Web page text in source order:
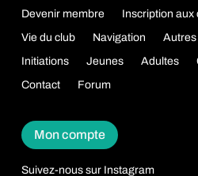
Devenir membre
Inscription aux
Vie du club
Navigation Autres
Initiations
Jeunes Adultes
Contact
Forum
Mon compte
Suivez-nous sur Instagram